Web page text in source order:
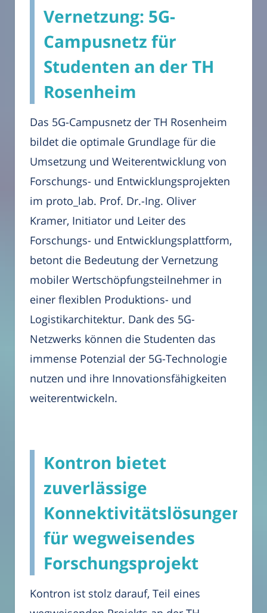
Vernetzung: 5G-
Campusnetz für
Studenten an der TH
Rosenheim
Das 5G-Campusnetz der TH Rosenheim
bildet die optimale Grundlage für die
Umsetzung und Weiterentwicklung von
Forschungs- und Entwicklungsprojekten
im proto_lab. Prof. Dr.-Ing. Oliver
Kramer, Initiator und Leiter des
Forschungs- und Entwicklungsplattform,
betont die Bedeutung der Vernetzung
mobiler Wertschöpfungsteilnehmer in
einer flexiblen Produktions- und
Logistikarchitektur. Dank des 5G-
Netzwerks können die Studenten das
immense Potenzial der 5G-Technologie
nutzen und ihre Innovationsfähigkeiten
weiterentwickeln.
Kontron bietet
zuverlässige
Konnektivitätslösungen
für wegweisendes
Forschungsprojekt
Kontron ist stolz darauf, Teil eines